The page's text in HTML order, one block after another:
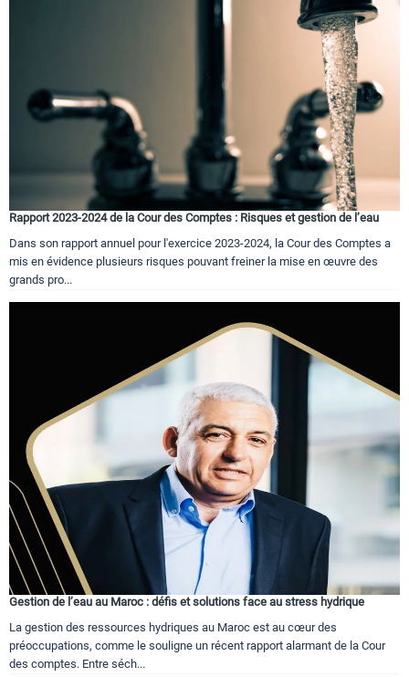
Rapport 2023-2024 de la Cour des Comptes : Risques et gestion de l’eau
Dans son rapport annuel pour l'exercice 2023-2024, la Cour des Comptes a
mis en évidence plusieurs risques pouvant freiner la mise en œuvre des
grands pro...
Gestion de l’eau au Maroc : défis et solutions face au stress hydrique
La gestion des ressources hydriques au Maroc est au cœur des
préoccupations, comme le souligne un récent rapport alarmant de la Cour
des comptes. Entre séch...